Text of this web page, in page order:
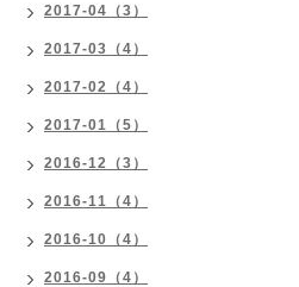
2017-04（3）
2017-03（4）
2017-02（4）
2017-01（5）
2016-12（3）
2016-11（4）
2016-10（4）
2016-09（4）